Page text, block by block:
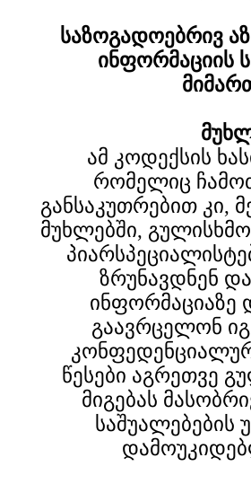
საზოგადოებრივ
ინფორმაციის
ამ კოდექსის
რომელიც
განსაკუთრებით კი,
მუხლებში,
ზრუნავდნენ
ინფორმაციაზე
გაავრცელონ
წესები აგრეთვე
მიგებას
საშუალებების